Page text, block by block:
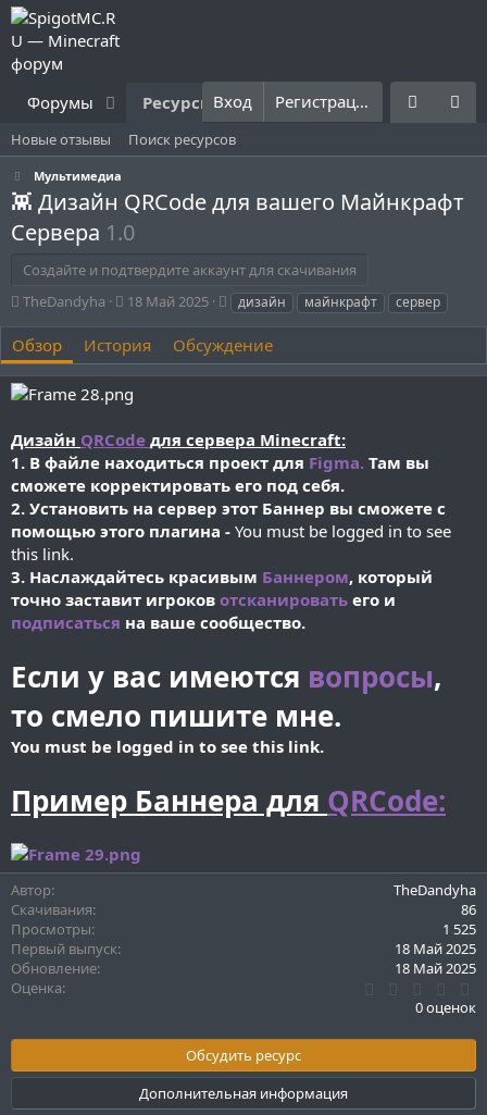
Форумы Ресурсы Что нового? Правила
Вход Регистрация
Новые отзывы Поиск ресурсов
Мультимедиа
👾 Дизайн QRCode для вашего Майнкрафт
Сервера 1.0
Создайте и подтвердите аккаунт для скачивания
А
т
о
р
TheDandyha
Д
т
а
с
о
д
а
и
я
18 Май 2025
Т
г
и
дизайн майнкрафт сервер
Обзор История Обсуждение
Дизайн QRCode для сервера Minecraft:
1. В файле находиться проект для Figma. Там вы
сможете корректировать его под себя.
2. Установить на сервер этот Баннер вы сможете с
помощью этого плагина - You must be logged in to see
this link.
3. Наслаждайтесь красивым Баннером, который
точно заставит игроков отсканировать его и
подписаться на ваше сообщество.
Если у вас имеются вопросы,
то смело пишите мне.
You must be logged in to see this link.
Пример Баннера для QRCode:
Автор
TheDandyha
Скачивания
86
Просмотры
1 525
Первый выпуск
18 Май 2025
Обновление
18 Май 2025
Оценка
0
0
в
ё
з
0 оценок
Обсудить ресурс
Дополнительная информация